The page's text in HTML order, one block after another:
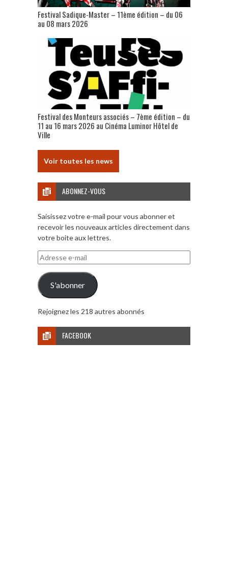
Festival Sadique-Master – 11ème édition – du 06
au 08 mars 2026
Festival des Monteurs associés – 7ème édition – du
11 au 16 mars 2026 au Cinéma Luminor Hôtel de
Ville
Voir toutes les news
ABONNEZ-VOUS
Saisissez votre e-mail pour vous abonner et
recevoir les nouveaux articles directement dans
votre boite aux lettres.
Adresse
e-
mail
S'abonner
Rejoignez les 218 autres abonnés
FACEBOOK